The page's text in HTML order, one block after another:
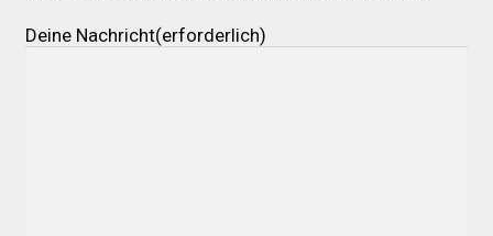
Über uns
Deine Nachricht(erforderlich)